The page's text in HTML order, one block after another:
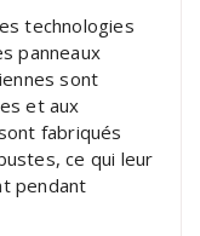
technologies
panneaux
sont
et aux
fabriqués
ce qui leur
pendant